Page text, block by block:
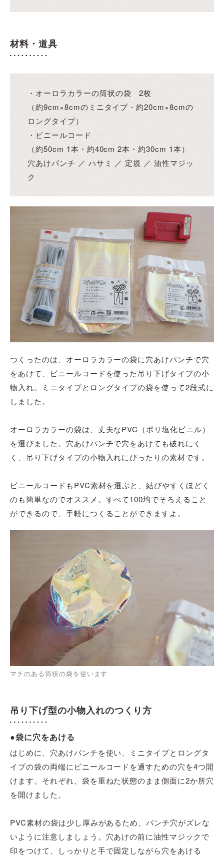
材料・道具
・オーロラカラーの筒状の袋 2枚
（約9cm×8cmのミニタイプ・約20cm×8cmの
ロングタイプ）
・ビニールコード
（約50cm 1本・約40cm 2本・約30cm 1本）
穴あけパンチ ／ ハサミ ／ 定規 ／ 油性マジッ
ク
つくったのは、オーロラカラーの袋に穴あけパンチで穴
をあけて、ビニールコードを使った吊り下げタイプの小
物入れ。
ミニタイプとロングタイプの袋を使って2段式に
しました。
オーロラカラーの袋は、丈夫なPVC（ポリ塩化ビニル）
を選びました。穴あけパンチで穴をあけても破れにく
く、吊り下げタイプの小物入れにぴったりの素材です。
ビニールコードもPVC素材を選ぶと、結びやすくほどく
のも簡単なのでオススメ。すべて100均でそろえること
ができるので、手軽につくることができますよ。
マチのある筒状の袋を使います
吊り下げ型の小物入れのつくり方
●袋に穴をあける
はじめに、穴あけパンチを使い、ミニタイプとロングタ
イプの袋の両端にビニールコードを通すための穴を4つ開
けます。 それぞれ、袋を重ねた状態のまま側面に2か所穴
を開けました。
PVC素材の袋は少し厚みがあるため、パンチ穴がズレな
いように注意しましょう。穴あけの前に油性マジックで
印をつけて、しっかりと手で固定しながら穴をあける